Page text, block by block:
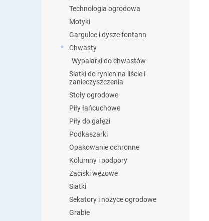
Technologia ogrodowa
Motyki
Gargulce i dysze fontann
Chwasty
Wypalarki do chwastów
Siatki do rynien na liście i
zanieczyszczenia
Stoły ogrodowe
Piły łańcuchowe
Piły do gałęzi
Podkaszarki
Opakowanie ochronne
Kolumny i podpory
Zaciski wężowe
Siatki
Sekatory i nożyce ogrodowe
Grabie